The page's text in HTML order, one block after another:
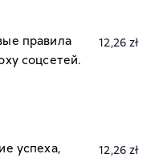
правила
соцсетей.
12,26 zł
успеха,
12,26 zł